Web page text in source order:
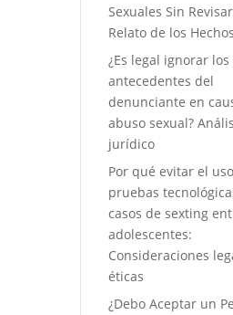
Sexuales Sin
Relato de los Hechos
¿Es legal ignorar los
antecedentes del
denunciante en
abuso sexual?
jurídico
Por qué evitar el
pruebas
casos de sexting
adolescentes:
Consideraciones
éticas
¿Debo Aceptar un